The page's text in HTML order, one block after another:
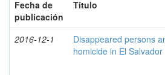
Fecha de
publicación
Título
2016-12-1
Disappeared persons
homicide in El Salvador